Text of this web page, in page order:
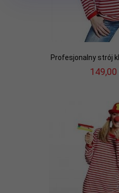
Profesjonalny strój
149,00